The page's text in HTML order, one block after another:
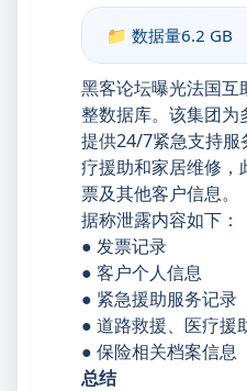
📁 数据量6.2 GB
黑客论坛曝光法国
整数据库。该集团为
提供24/7紧急支持服
疗援助和家居维修，
票及其他客户信息。
据称泄露内容如下：
● 发票记录
● 客户个人信息
● 紧急援助服务记录
● 道路救援、医疗援
● 保险相关档案信息
总结